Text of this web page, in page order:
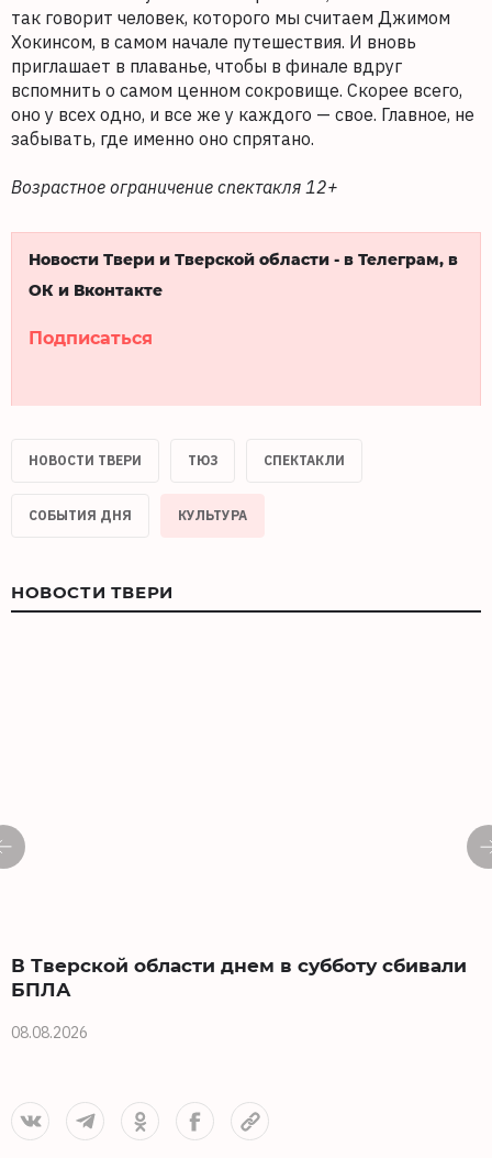
так говорит человек, которого мы считаем Джимом
Хокинсом, в самом начале путешествия. И вновь
приглашает в плаванье, чтобы в финале вдруг
вспомнить о самом ценном сокровище. Скорее всего,
оно у всех одно, и все же у каждого — свое. Главное, не
забывать, где именно оно спрятано.
Возрастное ограничение спектакля 12+
Новости Твери и Тверской области - в Телеграм, в
ОК и Вконтакте
Подписаться
НОВОСТИ ТВЕРИ ТЮЗ СПЕКТАКЛИ
СОБЫТИЯ ДНЯ КУЛЬТУРА
НОВОСТИ ТВЕРИ
В Тверской области днем в субботу сбивали
БПЛА
08.08.2026